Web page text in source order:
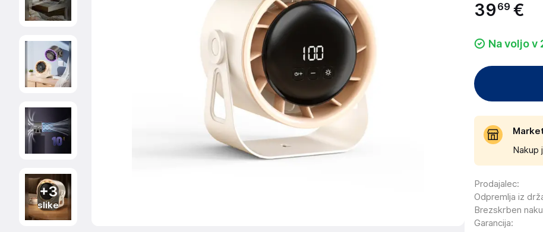
+3
slike
39 69 €
Na voljo v
Nakup
Prodajalec:
Odpremlja iz
Brezskrben
Garancija: